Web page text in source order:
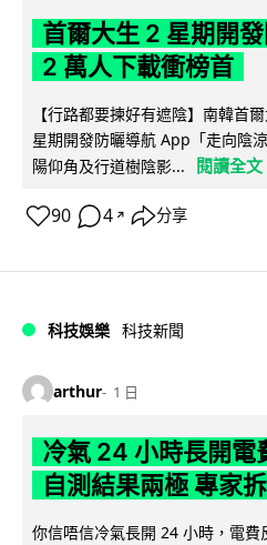
首爾大生 2 星期開
2 萬人下載衝榜首
【行路都要揀好有遮陰】南韓首
星期開發防曬導航 App「走向陰
陽仰角及行道樹陰影...
閱讀全文
90 4 ↗ 分享
科技娛樂 科技新聞
arthur 1 日
冷氣 24 小時長開電
自測結果兩極 專家
你信唔信冷氣長開 24 小時，電